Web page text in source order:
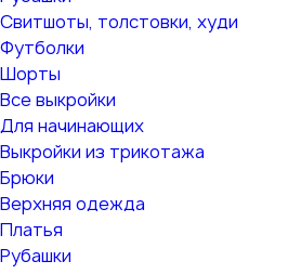
Свитшоты, толстовки, худи
Футболки
Шорты
Все выкройки
Для начинающих
Выкройки из трикотажа
Брюки
Верхняя одежда
Платья
Рубашки